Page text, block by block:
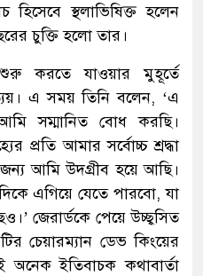
হিসেবে স্থলাভিষিক্ত হলেন
চুক্তি হলো তার।
করতে যাওয়ার মুহূর্তে
এ সময় তিনি বলেন, ‘এ
সম্মানিত বোধ করছি।
প্রতি আমার সর্বোচ্চ শ্রদ্ধা
জন্য আমি উদগ্রীব হয়ে আছি।
এগিয়ে যেতে পারবো, যা
জেরার্ডকে পেয়ে উচ্ছ্বসিত
চেয়ারম্যান ডেভ কিংয়ের
ইতিবাচক কথাবার্তা